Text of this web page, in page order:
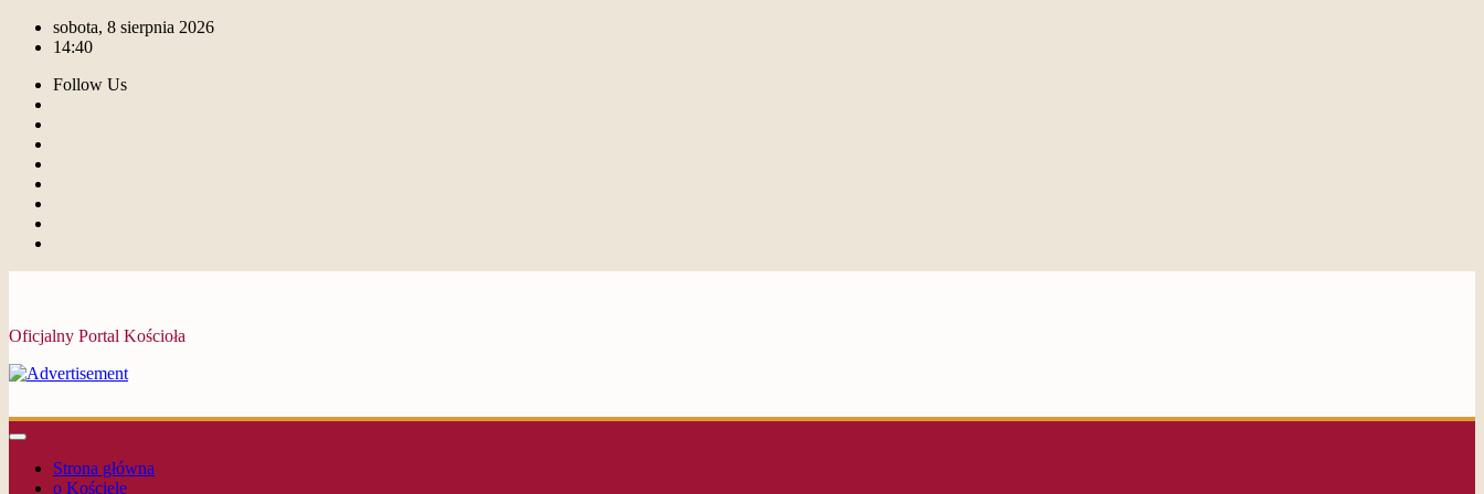
sobota, 8 sierpnia 2026
14:40
Follow Us
Oficjalny Portal Kościoła
Strona główna
o Kościele